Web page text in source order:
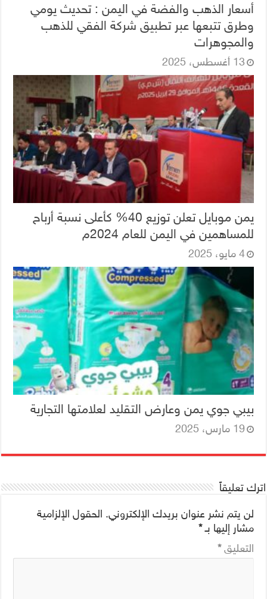
أسعار الذهب والفضة في اليمن : تحديث يومي
وطرق تتبعها عبر تطبيق شركة الفقي للذهب
والمجوهرات
13 أغسطس، 2025
يمن موبايل تعلن توزيع 40% كأعلى نسبة أرباح
للمساهمين في اليمن للعام 2024م
4 مايو، 2025
بيبي جوي يمن وعارض التقليد لعلامتها التجارية
19 مارس، 2025
اترك تعليقاً
لن يتم نشر عنوان بريدك الإلكتروني. الحقول الإلزامية
مشار إليها بـ*
التعليق*